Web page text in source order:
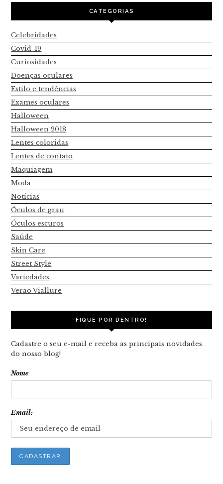
CATEGORIAS
Celebridades
Covid-19
Curiosidades
Doenças oculares
Estilo e tendências
Exames oculares
Halloween
Halloween 2018
Lentes coloridas
Lentes de contato
Maquiagem
Moda
Notícias
Óculos de grau
Óculos escuros
Saúde
Skin Care
Street Style
Variedades
Verão Viallure
FIQUE POR DENTRO!
Cadastre o seu e-mail e receba as principais novidades
do nosso blog!
Nome
Email: